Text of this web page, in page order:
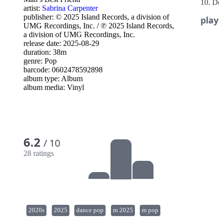
artist: Sabrina Carpenter
publisher: © 2025 Island Records, a division of
UMG Recordings, Inc. /℗ 2025 Island Records,
a division of UMG Recordings, Inc.
release date: 2025-08-29
duration: 38m
genre: Pop
barcode: 0602478592898
album type: Album
album media: Vinyl
6.2 / 10
28 ratings
2020s 2025 dance pop m 2025 m pop
10.
12.